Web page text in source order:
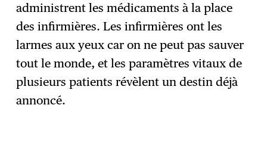
administrent les médicaments à la place
des infirmières. Les infirmières ont les
larmes aux yeux car on ne peut pas sauver
tout le monde, et les paramètres vitaux de
plusieurs patients révèlent un destin déjà
annoncé.